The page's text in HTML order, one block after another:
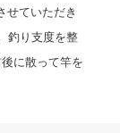
せていただき
釣り支度を整
に散って竿を
した日川